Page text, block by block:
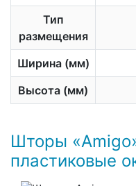
Тип
размещения
Ширина (мм)
Высота (мм)
Шторы
пластиковые